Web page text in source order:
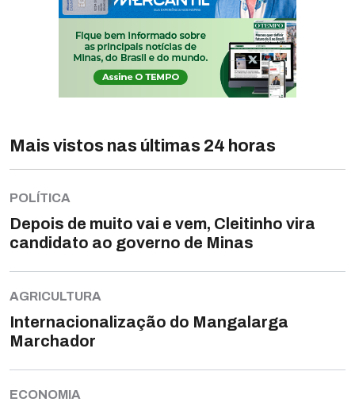
Mais vistos nas últimas 24 horas
POLÍTICA
Depois de muito vai e vem, Cleitinho vira
candidato ao governo de Minas
AGRICULTURA
Internacionalização do Mangalarga
Marchador
ECONOMIA